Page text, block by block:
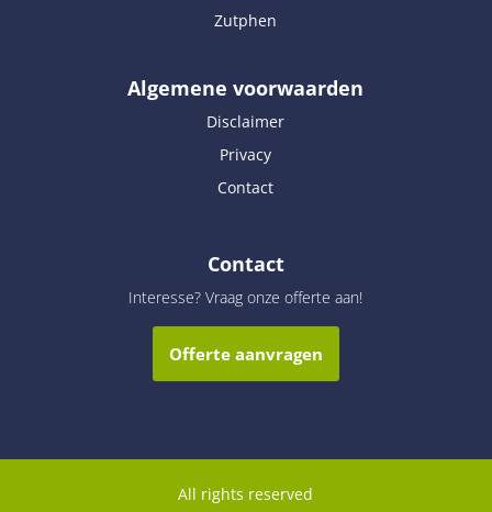
Zutphen
Algemene voorwaarden
Disclaimer
Privacy
Contact
Contact
Interesse? Vraag onze offerte aan!
Offerte aanvragen
All rights reserved